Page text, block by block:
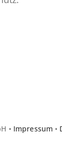
• Impressum •